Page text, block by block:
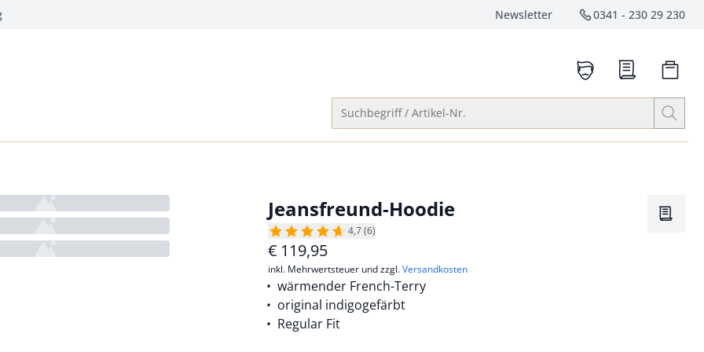
Newsletter Service-
0341 - 230 29 230
anrufen
Suchbegriff / Artikel-Nr.
Jeansfreund-Hoodie
4,7 (6)
€ 119,95
inkl. Mehrwertsteuer und zzgl.Versandkosten
wärmender French-Terry
original indigogefärbt
Regular Fit